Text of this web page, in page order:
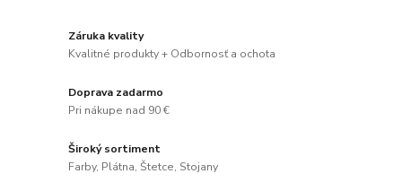
Záruka kvality
Kvalitné produkty + Odbornosť a ochota
Doprava zadarmo
Pri nákupe nad 90 €
Široký sortiment
Farby, Plátna, Štetce, Stojany